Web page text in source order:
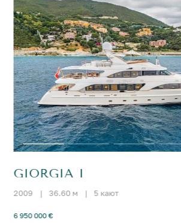
GIORGIA I
2009 | 36.60 м | 5 кают
6 950 000 €